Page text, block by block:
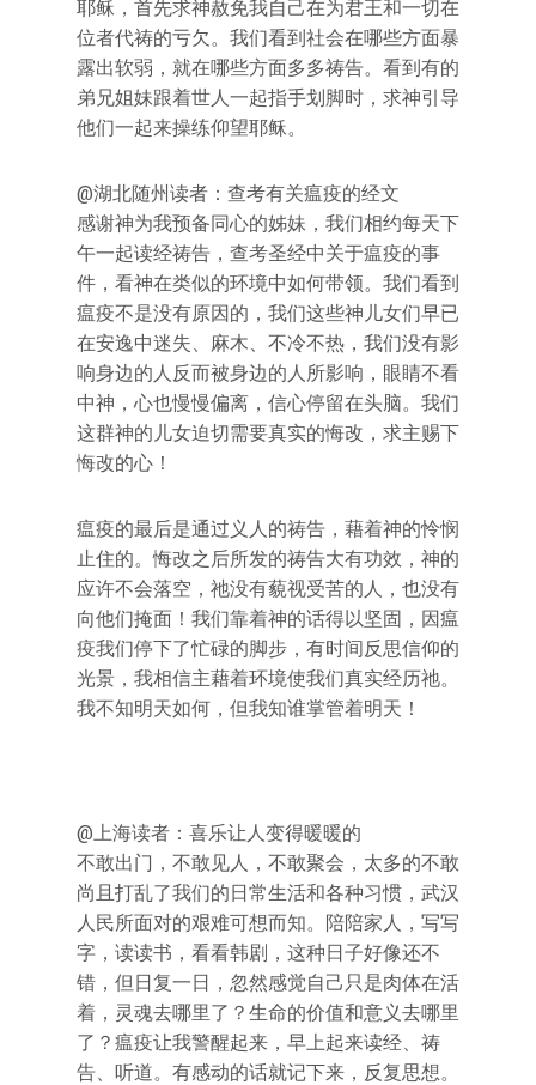
耶稣，首先求神赦免我自己在为君王和一切在
位者代祷的亏欠。我们看到社会在哪些方面暴
露出软弱，就在哪些方面多多祷告。看到有的
弟兄姐妹跟着世人一起指手划脚时，求神引导
他们一起来操练仰望耶稣。
@湖北随州读者：查考有关瘟疫的经文
感谢神为我预备同心的姊妹，我们相约每天下
午一起读经祷告，查考圣经中关于瘟疫的事
件，看神在类似的环境中如何带领。我们看到
瘟疫不是没有原因的，我们这些神儿女们早已
在安逸中迷失、麻木、不冷不热，我们没有影
响身边的人反而被身边的人所影响，眼睛不看
中神，心也慢慢偏离，信心停留在头脑。我们
这群神的儿女迫切需要真实的悔改，求主赐下
悔改的心！
瘟疫的最后是通过义人的祷告，藉着神的怜悯
止住的。悔改之后所发的祷告大有功效，神的
应许不会落空，祂没有藐视受苦的人，也没有
向他们掩面！我们靠着神的话得以坚固，因瘟
疫我们停下了忙碌的脚步，有时间反思信仰的
光景，我相信主藉着环境使我们真实经历祂。
我不知明天如何，但我知谁掌管着明天！
@上海读者：喜乐让人变得暖暖的
不敢出门，不敢见人，不敢聚会，太多的不敢
尚且打乱了我们的日常生活和各种习惯，武汉
人民所面对的艰难可想而知。陪陪家人，写写
字，读读书，看看韩剧，这种日子好像还不
错，但日复一日，忽然感觉自己只是肉体在活
着，灵魂去哪里了？生命的价值和意义去哪里
了？瘟疫让我警醒起来，早上起来读经、祷
告、听道。有感动的话就记下来，反复思想。